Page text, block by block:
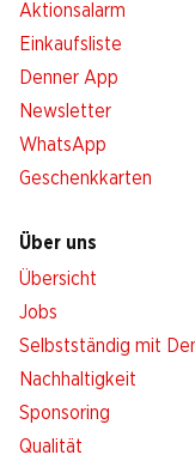
Aktionsalarm
Einkaufsliste
Denner App
Newsletter
WhatsApp
Geschenkkarten
Über uns
Übersicht
Jobs
Selbstständig mit
Nachhaltigkeit
Sponsoring
Qualität